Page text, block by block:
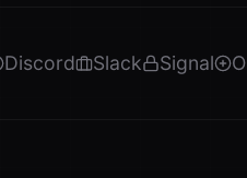
Slack Signal OpenAI